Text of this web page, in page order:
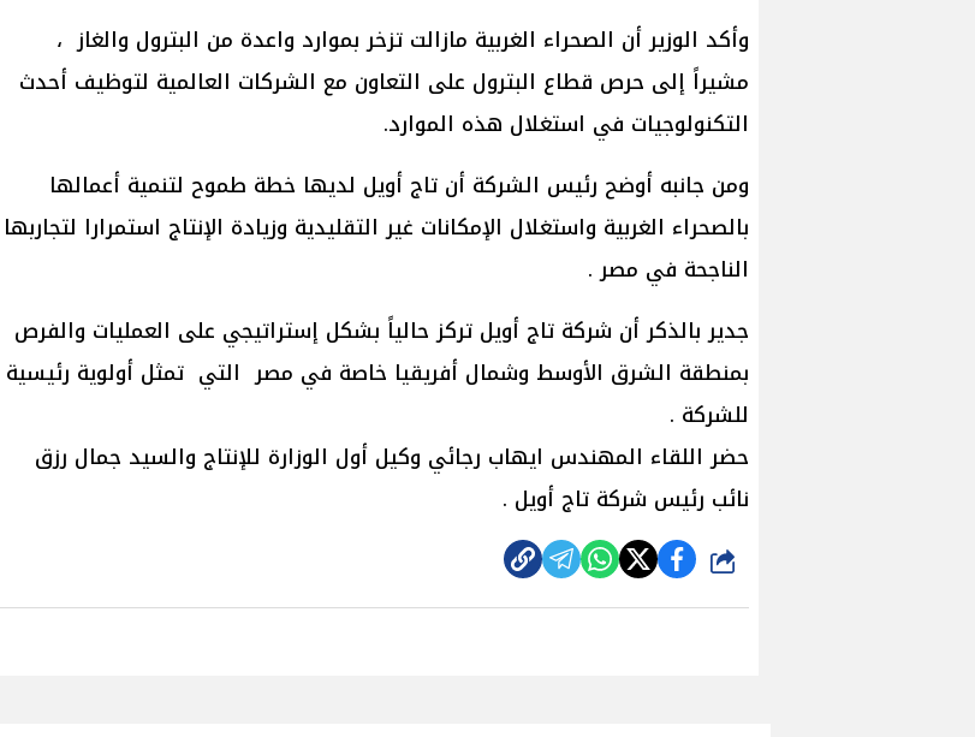
وأكد الوزير أن الصحراء الغربية مازالت تزخر بموارد واعدة من البترول والغاز ،
مشيراً إلى حرص قطاع البترول على التعاون مع الشركات العالمية لتوظيف أحدث
التكنولوجيات في استغلال هذه الموارد.
ومن جانبه أوضح رئيس الشركة أن تاج أويل لديها خطة طموح لتنمية أعمالها
بالصحراء الغربية واستغلال الإمكانات غير التقليدية وزيادة الإنتاج استمرارا لتجاربها
الناجحة في مصر .
جدير بالذكر أن شركة تاج أويل تركز حالياً بشكل إستراتيجي على العمليات والفرص
بمنطقة الشرق الأوسط وشمال أفريقيا خاصة في مصر التي تمثل أولوية رئيسية
للشركة .
حضر اللقاء المهندس ايهاب رجائي وكيل أول الوزارة للإنتاج والسيد جمال رزق
نائب رئيس شركة تاج أويل .
شارك